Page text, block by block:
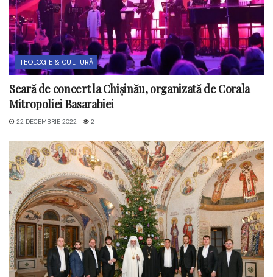
TEOLOGIE & CULTURĂ
Seară de concert la Chișinău, organizată de Corala
Mitropoliei Basarabiei
22 DECEMBRIE 2022 2